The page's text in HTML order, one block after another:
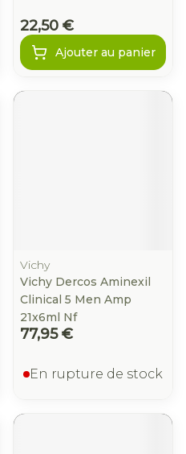
22,50 €
Ajouter au panier
Vichy
Vichy Dercos Aminexil
Clinical 5 Men Amp
21x6ml Nf
77,95 €
En rupture de stock